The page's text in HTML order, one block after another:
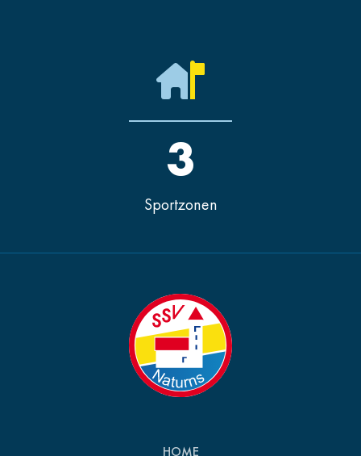
Sportzonen
3
HOME